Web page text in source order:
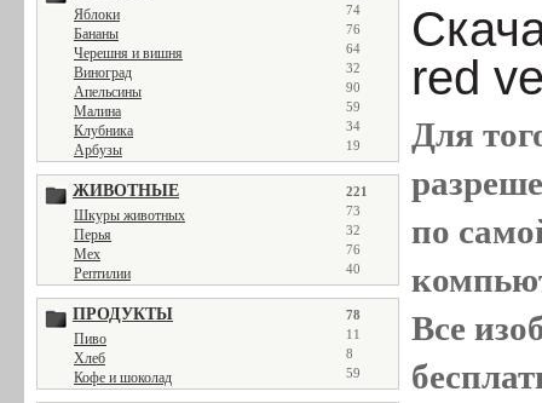
Яблоки 74
Бананы 76
Черешня и вишня 64
Виноград 32
Апельсины 90
Малина 59
Клубника 34
Арбузы 19
ЖИВОТНЫЕ 221
Шкуры животных 73
Перья 32
Мех 76
Рептилии 40
ПРОДУКТЫ 78
Пиво 11
Хлеб 8
Кофе и шоколад 59
red
Для
по
Все